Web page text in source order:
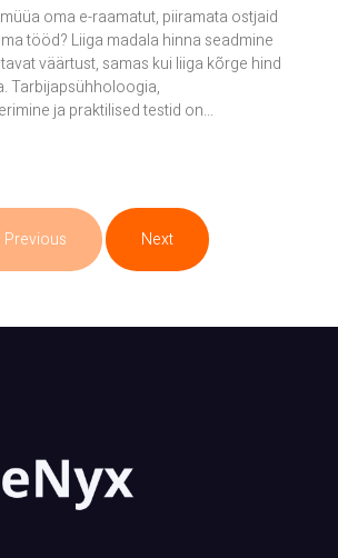
oma e-raamatut, piiramata ostjaid
tööd? Liiga madala hinna seadmine
väärtust, samas kui liiga kõrge hind
Tarbijapsühholoogia,
ja praktilised testid on...
Previous Next